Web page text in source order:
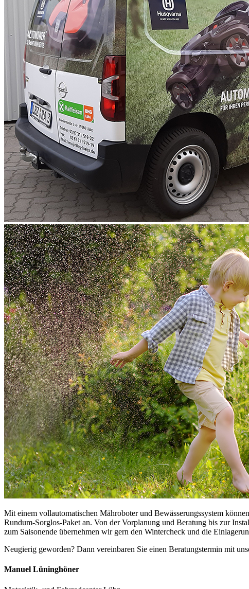
Mit einem vollautomatischen Mähroboter und Bewässerungssystem
Rundum-Sorglos-Paket an. Von der Vorplanung und Beratung bis zur
zum Saisonende übernehmen wir gern den Wintercheck und die
Neugierig geworden? Dann vereinbaren Sie einen Beratungstermin mit
Manuel Lüninghöner